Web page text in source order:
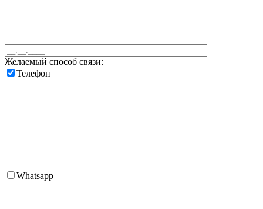
Желаемый способ связи:
Телефон
Whatsapp